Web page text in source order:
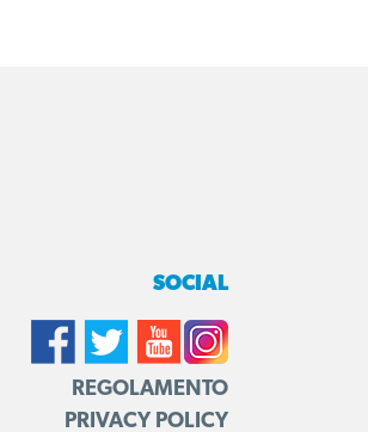
SOCIAL
REGOLAMENTO
PRIVACY POLICY